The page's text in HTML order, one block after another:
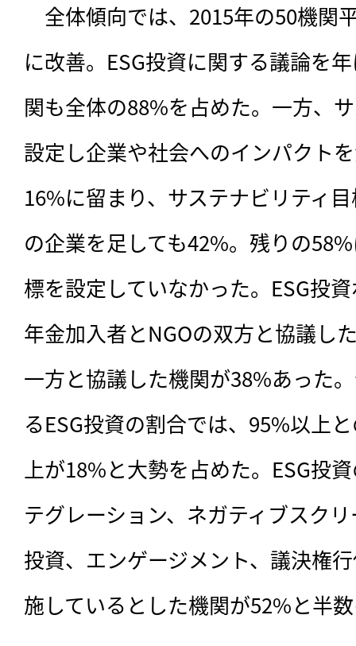
全体傾向では、2015年の50機関
に改善。ESG投資に関する議論を
関も全体の88%を占めた。一方、
設定し企業や社会へのインパクト
16%に留まり、サステナビリティ
の企業を足しても42%。残りの
標を設定していなかった。ESG投
年金加入者とNGOの双方と協議し
一方と協議した機関が38%あった
るESG投資の割合では、95%以上
上が18%と大勢を占めた。ESG投
テグレーション、ネガティブスク
投資、エンゲージメント、議決権
施しているとした機関が52%と半